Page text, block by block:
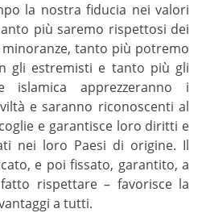
la nostra fiducia nei valori
più saremo rispettosi dei
tanto più potremo
gli estremisti e tanto più gli
islamica apprezzeranno i
e saranno riconoscenti al
e garantisce loro diritti e
nei loro Paesi di origine. Il
e poi fissato, garantito, a
rispettare – favorisce la
a tutti.